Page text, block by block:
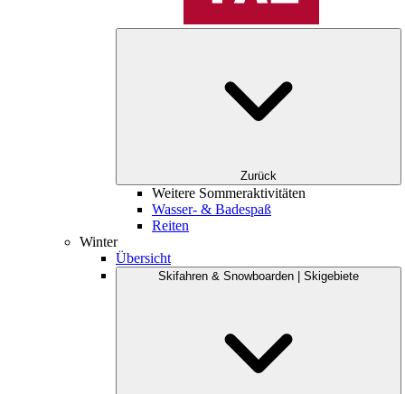
Zurück
Weitere Sommeraktivitäten
Wasser- & Badespaß
Reiten
Winter
Übersicht
Skifahren & Snowboarden | Skigebiete